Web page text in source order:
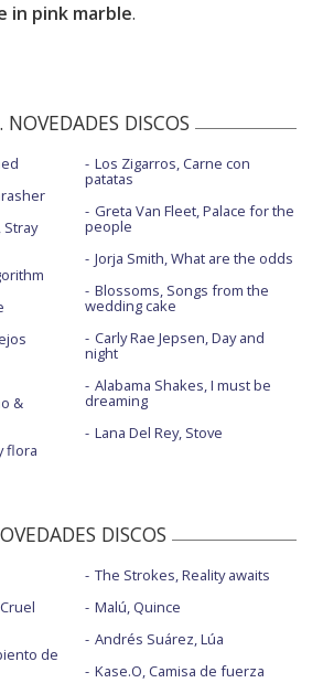
in pink marble.
NOVEDADES DISCOS
&
flora
Los Zigarros, Carne con
patatas
Greta Van Fleet, Palace for the
people
Jorja Smith, What are the odds
Blossoms, Songs from the
wedding cake
Carly Rae Jepsen, Day and
night
Alabama Shakes, I must be
dreaming
Lana Del Rey, Stove
DISCOS
de
The Strokes, Reality awaits
Malú, Quince
Andrés Suárez, Lúa
Kase.O, Camisa de fuerza